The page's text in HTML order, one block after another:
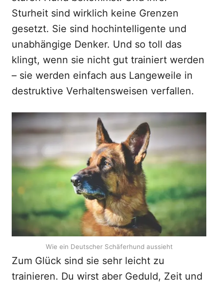
Sturheit sind wirklich keine Grenzen
gesetzt. Sie sind hochintelligente und
unabhängige Denker. Und so toll das
klingt, wenn sie nicht gut trainiert werden
– sie werden einfach aus Langeweile in
destruktive Verhaltensweisen verfallen.
Wie ein Deutscher Schäferhund aussieht
Zum Glück sind sie sehr leicht zu
trainieren. Du wirst aber Geduld, Zeit und